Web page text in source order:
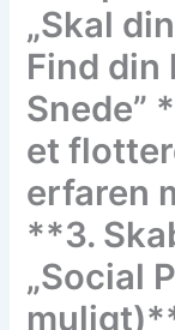
„Skal
Find din
Snede”
et
erfaren
**3.
„Social